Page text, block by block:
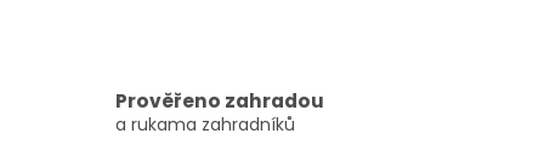
Prověřeno zahradou
a rukama zahradníků